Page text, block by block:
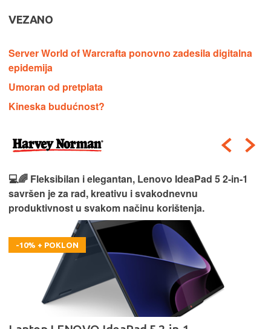
VEZANO
Server World of Warcrafta ponovno zadesila digitalna
epidemija
Umoran od pretplata
Kineska budućnost?
💻🌈 Fleksibilan i elegantan, Lenovo IdeaPad 5 2‑in‑1
savršen je za rad, kreativu i svakodnevnu
produktivnost u svakom načinu korištenja.
-10% + POKLON